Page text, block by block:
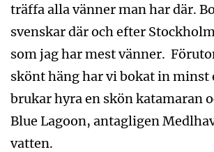
träffa alla vänner man har där.
svenskar där och efter
som jag har mest vänner.
skönt häng har vi bokat in minst
brukar hyra en skön katamaran
Blue Lagoon, antagligen
vatten.